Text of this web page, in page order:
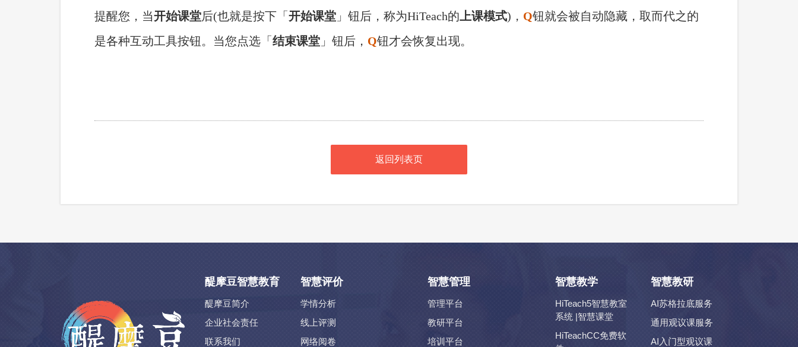
提醒您，当开始课堂后(也就是按下「 开始课堂 」钮后，称为HiTeach的上课模式)， Q钮就会被自动隐藏，取而代之的
是各种互动工具按钮。当您点选「 结束课堂 」钮后， Q钮才会恢复出现。
返回列表页
醍摩豆智慧教育
醍摩豆简介
企业社会责任
联系我们
智慧评价
学情分析
线上评测
网络阅卷
智慧管理
管理平台
教研平台
培训平台
智慧教学
HiTeach5智慧教室
系统 |智慧课堂
HiTeachCC免费软
智慧教研
AI苏格拉底服务
通用观议课服务
AI入门型观议课